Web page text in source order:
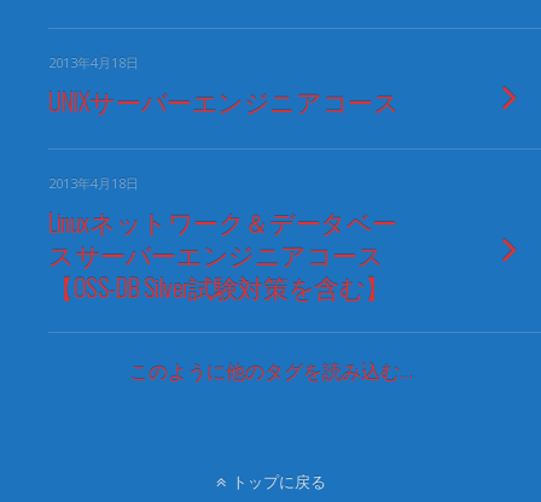
2013年4月18日
UNIXサーバーエンジニアコース
2013年4月18日
Linuxネットワーク＆データベー
スサーバーエンジニアコース
【OSS-DB Silver試験対策を含む】
このように他のタグを読み込む…
トップに戻る